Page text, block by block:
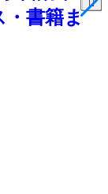
・書籍ま